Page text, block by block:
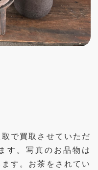
で買取させていただ
す。写真のお品物は
す。お茶をされてい